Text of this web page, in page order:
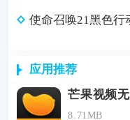
使命召唤21黑色行动6什么时
应用推荐
8.71MB